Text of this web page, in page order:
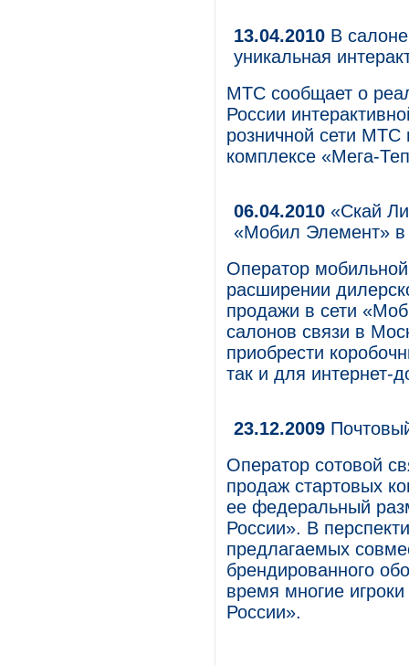
13.04.2010 В
уникальная
МТС сообщает о
России
розничной сети МТС
комплексе «Мега-
06.04.2010 «Скай
«Мобил Элемент»
Оператор
расширении
продажи в сети
салонов связи в
приобрести
так и для интернет-
23.12.2009
Оператор сотовой
продаж стартовых
ее федеральный
России». В
предлагаемых
брендированного
время многие
России».